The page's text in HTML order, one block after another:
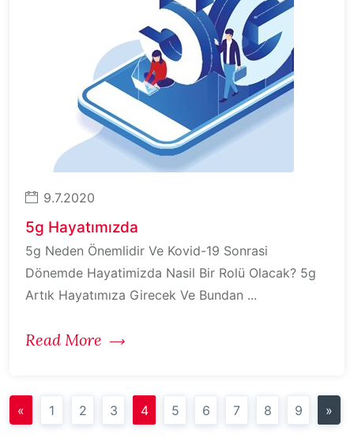
9.7.2020
5g Hayatımızda
5g Neden Önemlidir Ve Kovid-19 Sonrasi
Dönemde Hayatimizda Nasil Bir Rolü Olacak? 5g
Artık Hayatımıza Girecek Ve Bundan ...
Read More
« 1 2 3 4 5 6 7 8 9 »